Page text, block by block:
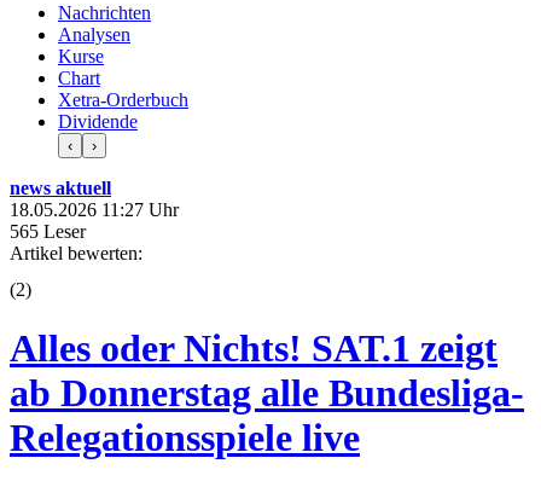
Nachrichten
Analysen
Kurse
Chart
Xetra-Orderbuch
Dividende
‹ ›
news aktuell
18.05.2026 11:27 Uhr
565 Leser
Artikel bewerten:
(2)
Alles oder Nichts! SAT.1 zeigt
ab Donnerstag alle Bundesliga-
Relegationsspiele live